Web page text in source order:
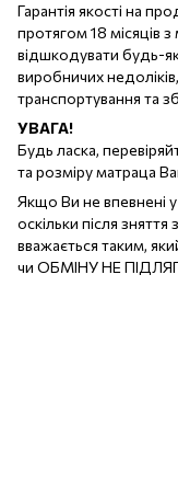
Гарантія якості на
протягом 18 місяців
відшкодувати будь-
виробничих
транспортування та
УВАГА!
Будь ласка,
та розміру матраца
Якщо Ви не впевнені
оскільки після
вважається таким,
чи ОБМІНУ НЕ